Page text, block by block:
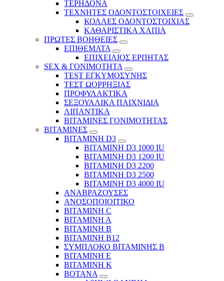
ΤΕΡΗΔΟΝΑ
ΤΕΧΝΗΤΕΣ ΟΔΟΝΤΟΣΤΟΙΧΕΙΕΣ
ΚΟΛΛΕΣ ΟΔΟΝΤΟΣΤΟΙΧΙΑΣ
ΚΑΘΑΡΙΣΤΙΚΑ ΧΑΠΙΑ
ΠΡΩΤΕΣ ΒΟΗΘΕΙΕΣ
ΕΠΙΘΕΜΑΤΑ
ΕΠΙΧΕΙΛΙΟΣ ΕΡΠΗΤΑΣ
SEX & ΓΟΝΙΜΟΤΗΤΑ
TEST ΕΓΚΥΜΟΣΥΝΗΣ
ΤΕΣΤ ΩΟΡΡΗΞΙΑΣ
ΠΡΟΦΥΛΑΚΤΙΚΑ
ΣΕΞΟΥΑΛΙΚΑ ΠΑΙΧΝΙΔΙΑ
ΛΙΠΑΝΤΙΚΑ
ΒΙΤΑΜΙΝΕΣ ΓΟΝΙΜΟΤΗΤΑΣ
ΒΙΤΑΜΙΝΕΣ
ΒΙΤΑΜΙΝΗ D3
ΒΙΤΑΜΙΝΗ D3 1000 IU
ΒΙΤΑΜΙΝΗ D3 1200 IU
ΒΙΤΑΜΙΝΗ D3 2200
ΒΙΤΑΜΙΝΗ D3 2500
BITAMINH D3 4000 IU
ΑΝΑΒΡΑΖΟΥΣΕΣ
ΑΝΟΣΟΠΟΙΟΙΤΙΚΟ
ΒΙΤΑΜΙΝΗ C
ΒΙΤΑΜΙΝΗ Α
ΒΙΤΑΜΙΝΗ Β
ΒΙΤΑΜΙΝΗ Β12
ΣΥΜΠΛΟΚΟ ΒΙΤΑΜΙΝΗΣ Β
ΒΙΤΑΜΙΝΗ Ε
ΒΙΤΑΜΙΝΗ Κ
ΒΟΤΑΝΑ